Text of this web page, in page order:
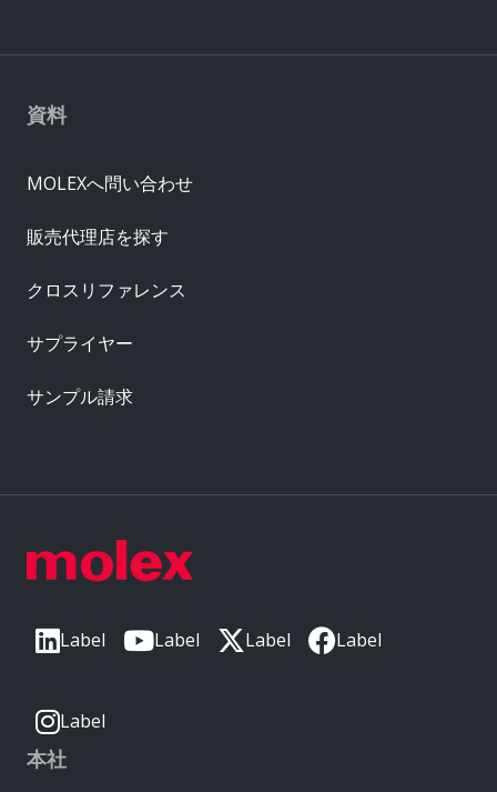
Label Label Label Label
Label
本社
資料
MOLEXへ問い合わせ
販売代理店を探す
クロスリファレンス
サプライヤー
サンプル請求